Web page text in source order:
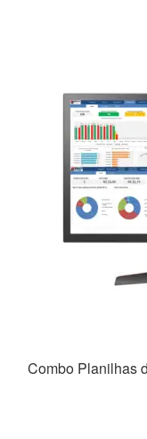
Combo Planilhas